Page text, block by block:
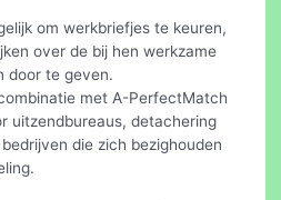
om werkbriefjes te keuren,
over de bij hen werkzame
door te geven.
met A-PerfectMatch
uitzendbureaus, detachering
die zich bezighouden